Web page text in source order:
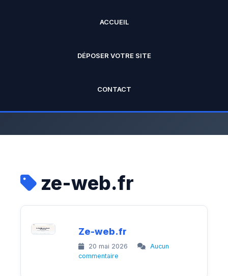
ACCUEIL
DÉPOSER VOTRE SITE
CONTACT
ANNUAIRE PRO
ze-web.fr
Ze-web.fr
20 mai 2026
Aucun
commentaire